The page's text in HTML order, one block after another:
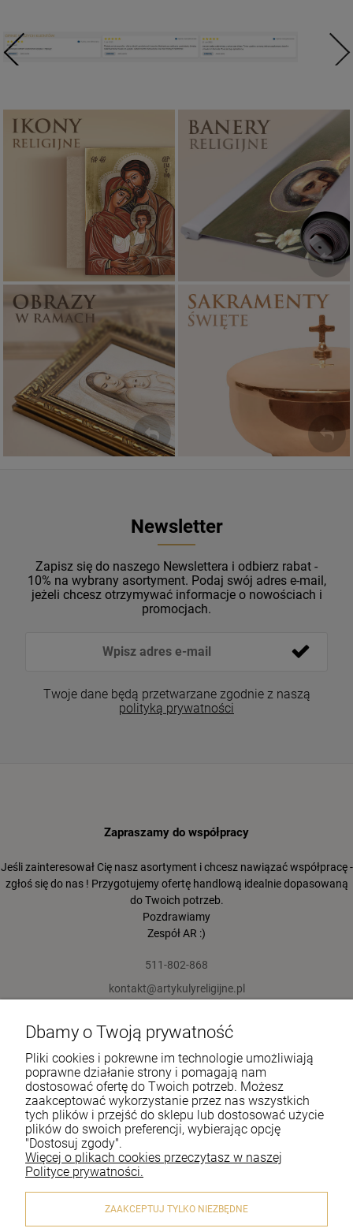
Ikony religijne
PONAD 400
WZORÓW
Banery religijne
ZOBACZ
Obrazy religijne
PIĘKNE
WZORY
Sakramenty Święte
Newsletter
Zapisz się do naszego Newslettera i odbierz rabat -
10% na wybrany asortyment. Podaj swój adres e-mail,
jeżeli chcesz otrzymywać informacje o nowościach i
promocjach.
Twoje dane będą przetwarzane zgodnie z naszą
polityką prywatności
Zapraszamy do współpracy
Jeśli zainteresował Cię nasz asortyment i chcesz nawiązać współpracę -
zgłoś się do nas ! Przygotujemy ofertę handlową idealnie dopasowaną
do Twoich potrzeb.
Pozdrawiamy
Zespół AR :)
511-802-868
kontakt@artykulyreligijne.pl
Pomoc
Moje konto
Płatności i dostawa
Informacje
O nas
Dbamy o Twoją prywatność
Pliki cookies i pokrewne im technologie umożliwiają
poprawne działanie strony i pomagają nam
dostosować ofertę do Twoich potrzeb. Możesz
zaakceptować wykorzystanie przez nas wszystkich
tych plików i przejść do sklepu lub dostosować użycie
plików do swoich preferencji, wybierając opcję
"Dostosuj zgody".
Więcej o plikach cookies przeczytasz w naszej
Polityce prywatności.
ZAAKCEPTUJ TYLKO NIEZBĘDNE